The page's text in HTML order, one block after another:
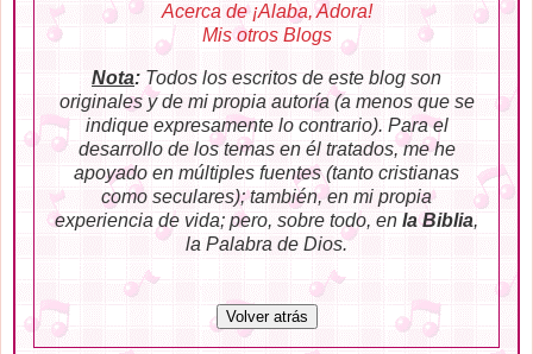
Acerca de ¡Alaba, Adora!
Mis otros Blogs
Nota: Todos los escritos de este blog son
originales y de mi propia autoría (a menos que se
indique expresamente lo contrario). Para el
desarrollo de los temas en él tratados, me he
apoyado en múltiples fuentes (tanto cristianas
como seculares); también, en mi propia
experiencia de vida; pero, sobre todo, en la Biblia,
la Palabra de Dios.